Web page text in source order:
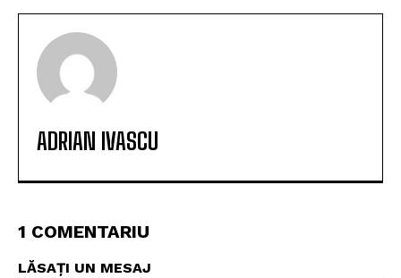
ADRIAN IVASCU
1 COMENTARIU
LĂSAȚI UN MESAJ